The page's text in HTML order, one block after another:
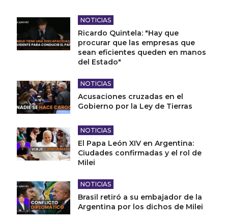
NOTICIAS
Ricardo Quintela: "Hay que
procurar que las empresas que
sean eficientes queden en manos
del Estado"
NOTICIAS
Acusaciones cruzadas en el
Gobierno por la Ley de Tierras
NOTICIAS
El Papa León XIV en Argentina:
Ciudades confirmadas y el rol de
Milei
NOTICIAS
Brasil retiró a su embajador de la
Argentina por los dichos de Milei